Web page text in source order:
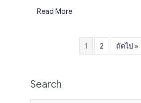
Read Moreabout ของใช้ที่จำเป็
1 2 ถัดไป »
Search